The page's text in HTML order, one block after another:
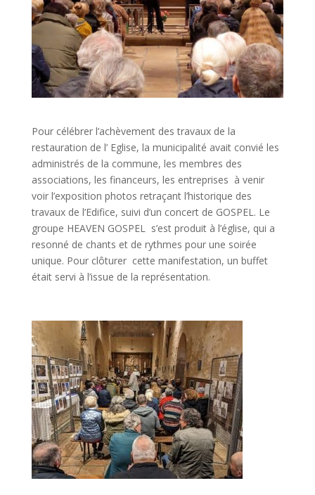
Pour célébrer l’achèvement des travaux de la
restauration de l’ Eglise, la municipalité avait convié les
administrés de la commune, les membres des
associations, les financeurs, les entreprises à venir
voir l’exposition photos retraçant l’historique des
travaux de l’Edifice, suivi d’un concert de GOSPEL. Le
groupe HEAVEN GOSPEL s’est produit à l’église, qui a
resonné de chants et de rythmes pour une soirée
unique. Pour clôturer cette manifestation, un buffet
était servi à l’issue de la représentation.